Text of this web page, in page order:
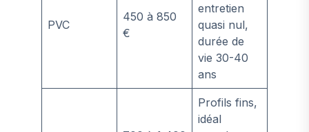
PVC
450 à 850
€
entretien
quasi nul,
durée de
vie 30-40
ans
Profils fins,
idéal